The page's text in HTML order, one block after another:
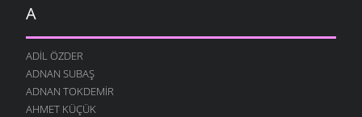
A
ADIL ÖZDER
ADNAN SUBAŞ
ADNAN TOKDEMIR
AHMET KÜÇÜK